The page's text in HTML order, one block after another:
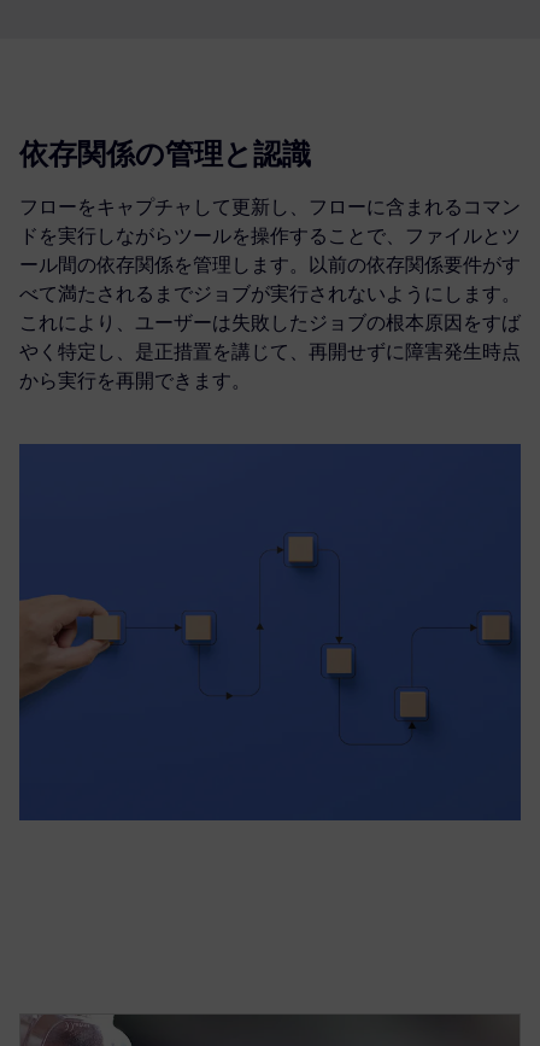
依存関係の管理と認識
フローをキャプチャして更新し、フローに含まれるコマン
ドを実行しながらツールを操作することで、ファイルとツ
ール間の依存関係を管理します。以前の依存関係要件がす
べて満たされるまでジョブが実行されないようにします。
これにより、ユーザーは失敗したジョブの根本原因をすば
やく特定し、是正措置を講じて、再開せずに障害発生時点
から実行を再開できます。